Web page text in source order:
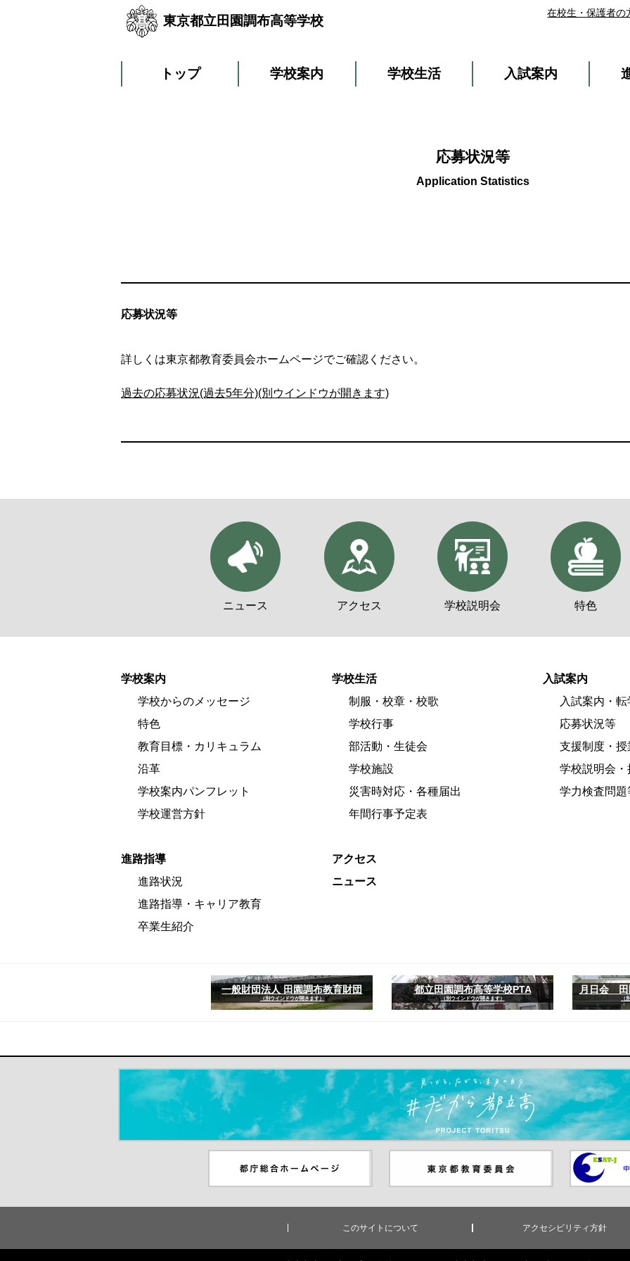
東京都立田園調布高等学校
トップ 学校案内 学校生活 入試案内
在校生・保護者の
応募状況等
応募状況等
詳しくは東京都教育委員会ホームページでご確認ください。
過去の応募状況(過去5年分)(別ウインドウが開きます)
ニュース アクセス 学校説明会 特色
学校案内
学校からのメッセージ
特色
教育目標・カリキュラム
沿革
学校案内パンフレット
学校運営方針
学校生活
制服・校章・校歌
学校行事
部活動・生徒会
学校施設
災害時対応・各種届出
年間行事予定表
入試案内
入試案内・
応募状況等
支援制度・授
学校説明会
学力検査問題
進路指導
進路状況
進路指導・キャリア教育
卒業生紹介
アクセス
ニュース
一般財団法人 田園調布教育財団
（別ウインドウが開きます）
都立田園調布高等学校PTA
（別ウインドウが開きます）
月日会 田
（
＃だから都立高（別ウインドウが開きます）
ンドウが開きます）
ウが開きます）
中学校英
（別ウイ
このサイトについて アクセシビリティ方針